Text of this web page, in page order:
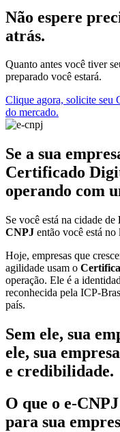
Não espere
atrás.
Quanto antes você tiver
preparado você estará.
Clique agora, solicite seu
do mercado.
Se a sua
Certificado
operando com
Se você está na cidade de
CNPJ então você está no
Hoje, empresas que
agilidade usam o
operação. Ele é a
reconhecida pela ICP-
país.
Sem ele, sua
ele, sua
e credibilidade.
O que o e-
para sua